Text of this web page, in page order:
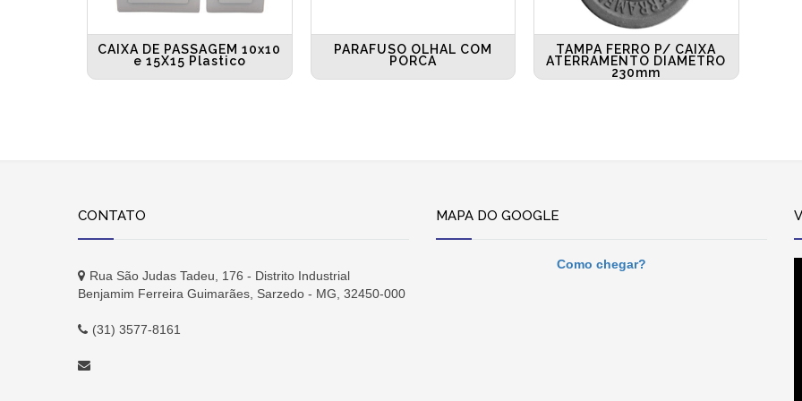
CAIXA DE PASSAGEM 10x10
e 15X15 Plastico
PARAFUSO OLHAL COM
PORCA
TAMPA FERRO P/ CAIXA
ATERRAMENTO DIAMETRO
230mm
CONTATO
Rua São Judas Tadeu, 176 - Distrito Industrial
Benjamim Ferreira Guimarães, Sarzedo - MG, 32450-000
(31) 3577-8161
MAPA DO GOOGLE
Como chegar?